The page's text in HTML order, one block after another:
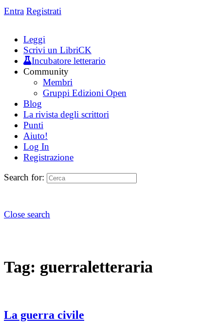
Entra Registrati
Leggi
Scrivi un LibriCK
Incubatore letterario
Community
Membri
Gruppi Edizioni Open
Blog
La rivista degli scrittori
Punti
Aiuto!
Log In
Registrazione
Search for:
Close search
Tag: guerraletteraria
La guerra civile